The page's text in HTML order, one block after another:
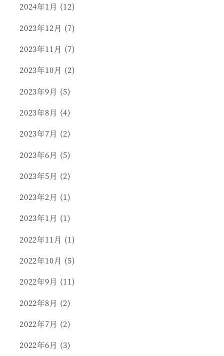
2024年1月 (12)
2023年12月 (7)
2023年11月 (7)
2023年10月 (2)
2023年9月 (5)
2023年8月 (4)
2023年7月 (2)
2023年6月 (5)
2023年5月 (2)
2023年2月 (1)
2023年1月 (1)
2022年11月 (1)
2022年10月 (5)
2022年9月 (11)
2022年8月 (2)
2022年7月 (2)
2022年6月 (3)